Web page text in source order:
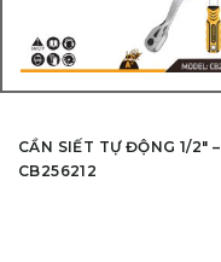
CẦN SIẾT TỰ ĐỘNG 1/2″ –
CB256212